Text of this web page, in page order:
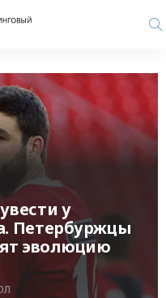
у
Петербуржцы
эволюцию